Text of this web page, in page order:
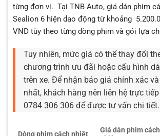
từng đơn vị. Tại TNB Auto, giá dán phim
Sealion 6 hiện dao động từ khoảng
VNĐ tùy theo từng dòng phim và gói lựa
Tuy nhiên, mức giá có thể thay đổi
chương trình ưu đãi hoặc cấu hình
trên xe. Để nhận báo giá chính xác
nhất, khách hàng nên liên hệ trực
0784 306 306 để được tư vấn chi tiết.
Dòng phim cách nhiệt
Giá dán phim cách